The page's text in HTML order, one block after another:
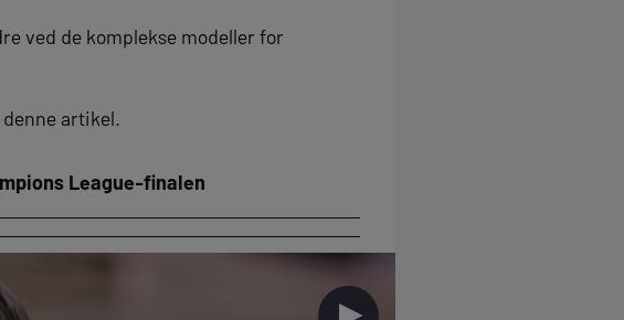
ved de komplekse modeller for
denne artikel.
League-finalen